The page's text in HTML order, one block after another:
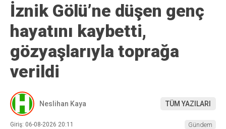
İznik Gölü’ne düşen genç
hayatını kaybetti,
gözyaşlarıyla toprağa
verildi
Neslihan Kaya TÜM YAZILARI
Giriş: 06-08-2026 20:11
Gündem